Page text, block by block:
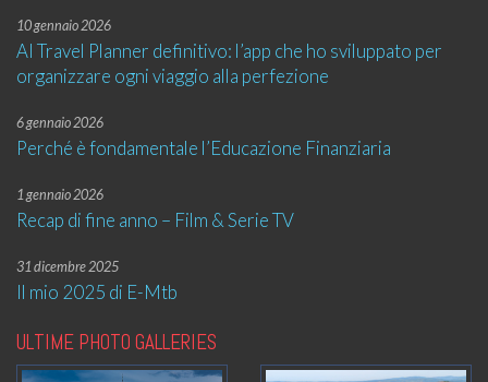
10 gennaio 2026
AI Travel Planner definitivo: l’app che ho sviluppato per
organizzare ogni viaggio alla perfezione
6 gennaio 2026
Perché è fondamentale l’Educazione Finanziaria
1 gennaio 2026
Recap di fine anno – Film & Serie TV
31 dicembre 2025
Il mio 2025 di E-Mtb
ULTIME PHOTO GALLERIES